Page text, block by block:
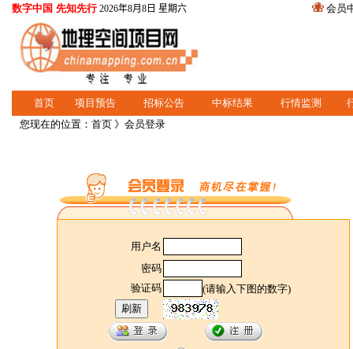
数字中国 先知先行 2026年8月8日 星期六 会员
首页 项目预告 招标公告 中标结果 行情监测
您现在的位置： 首页 》会员登录
用户名
密码
验证码
(请输入下图的数字)